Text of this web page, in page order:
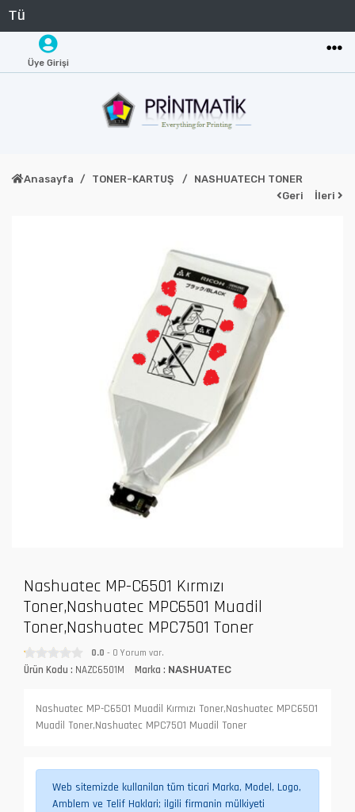
Üye Girişi
Anasayfa TONER-KARTUŞ
NASHUATECH TONER
Geri
İleri
Nashuatec MP-C6501 Kırmızı
Toner,Nashuatec MPC6501 Muadil
Toner,Nashuatec MPC7501 Toner
0.0 - 0 Yorum var.
Ürün Kodu : NAZC6501M Marka : NASHUATEC
Nashuatec MP-C6501 Muadil Kırmızı Toner,Nashuatec MPC6501
Muadil Toner,Nashuatec MPC7501 Muadil Toner
Web sitemizde kullanilan tüm ticari Marka, Model, Logo,
Amblem ve Telif Haklari; ilgili firmanin mülkiyeti